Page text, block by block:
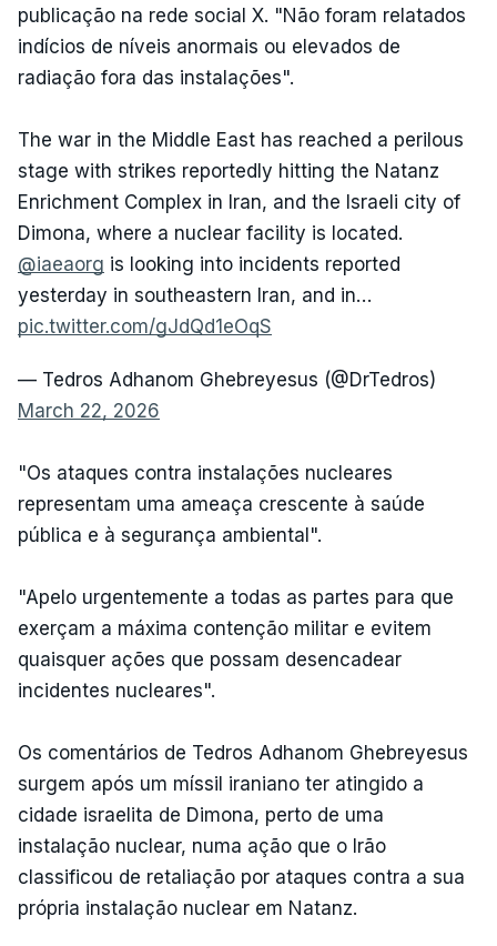
publicação na rede social X. "Não foram relatados
indícios de níveis anormais ou elevados de
radiação fora das instalações".
The war in the Middle East has reached a perilous
stage with strikes reportedly hitting the Natanz
Enrichment Complex in Iran, and the Israeli city of
Dimona, where a nuclear facility is located.
@iaeaorg is looking into incidents reported
yesterday in southeastern Iran, and in…
pic.twitter.com/gJdQd1eOqS
— Tedros Adhanom Ghebreyesus (@DrTedros)
March 22, 2026
"Os ataques contra instalações nucleares
representam uma ameaça crescente à saúde
pública e à segurança ambiental".
"Apelo urgentemente a todas as partes para que
exerçam a máxima contenção militar e evitem
quaisquer ações que possam desencadear
incidentes nucleares".
Os comentários de Tedros Adhanom Ghebreyesus
surgem após um míssil iraniano ter atingido a
cidade israelita de Dimona, perto de uma
instalação nuclear, numa ação que o Irão
classificou de retaliação por ataques contra a sua
própria instalação nuclear em Natanz.